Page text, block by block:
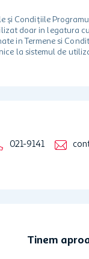
și Condițiile
doar in legatura
in Termene si
la sistemul de
021-9141
Tinem